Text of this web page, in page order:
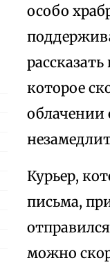
особо
которое
облачении
Курьер,
письма,
можно